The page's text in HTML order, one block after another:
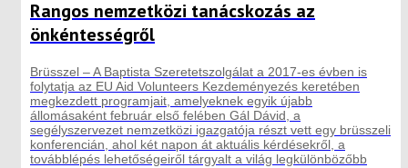
Rangos nemzetközi tanácskozás az
önkéntességről
Brüsszel – A Baptista Szeretetszolgálat a 2017-es évben is
folytatja az EU Aid Volunteers Kezdeményezés keretében
megkezdett programjait, amelyeknek egyik újabb
állomásaként február első felében Gál Dávid, a
segélyszervezet nemzetközi igazgatója részt vett egy brüsszeli
konferencián, ahol két napon át aktuális kérdésekről, a
továbblépés lehetőségeiről tárgyalt a világ legkülönbözőbb